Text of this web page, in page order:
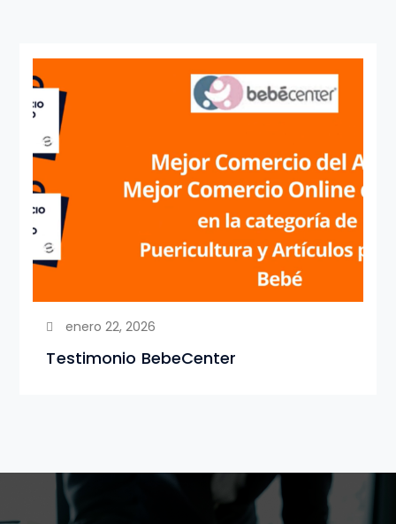
enero 22, 2026
Testimonio BebeCenter